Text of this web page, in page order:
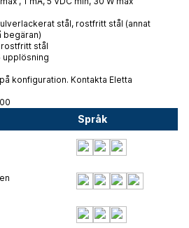
stål, rostfritt stål (annat
begäran)
rostfritt stål
upplösning
konfiguration. Kontakta Eletta
Språk